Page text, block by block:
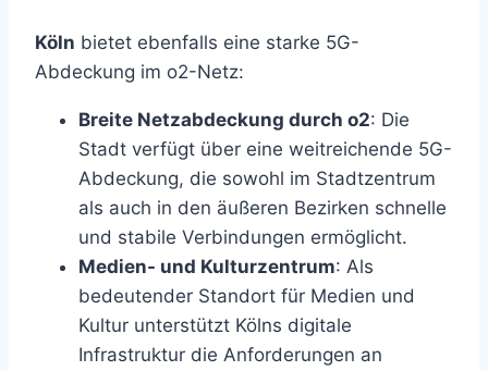
Köln bietet ebenfalls eine starke 5G-
Abdeckung im o2-Netz:
Breite Netzabdeckung durch o2: Die
Stadt verfügt über eine weitreichende 5G-
Abdeckung, die sowohl im Stadtzentrum
als auch in den äußeren Bezirken schnelle
und stabile Verbindungen ermöglicht.
Medien- und Kulturzentrum: Als
bedeutender Standort für Medien und
Kultur unterstützt Kölns digitale
Infrastruktur die Anforderungen an